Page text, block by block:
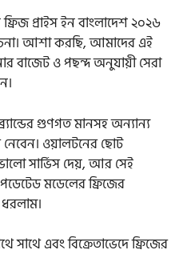
প্রাইস ইন বাংলাদেশ ২০২৬
আশা করছি, আমাদের এই
ও পছন্দ অনুযায়ী সেরা
গুণগত মানসহ অন্যান্য
ওয়ালটনের ছোট
সার্ভিস দেয়, আর সেই
মডেলের ফ্রিজের
সাথে এবং বিক্রেতাভেদে ফ্রিজের